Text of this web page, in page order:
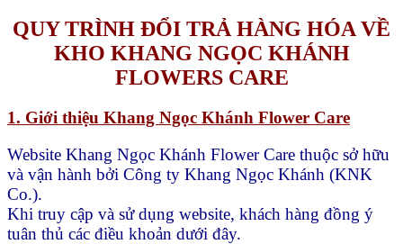
QUY TRÌNH ĐỔI TRẢ HÀNG HÓA VỀ
KHO KHANG NGỌC KHÁNH
FLOWERS CARE
1. Giới thiệu Khang Ngọc Khánh Flower Care
Website Khang Ngọc Khánh Flower Care thuộc sở hữu
và vận hành bởi Công ty Khang Ngọc Khánh (KNK
Co.).
Khi truy cập và sử dụng website, khách hàng đồng ý
tuân thủ các điều khoản dưới đây.